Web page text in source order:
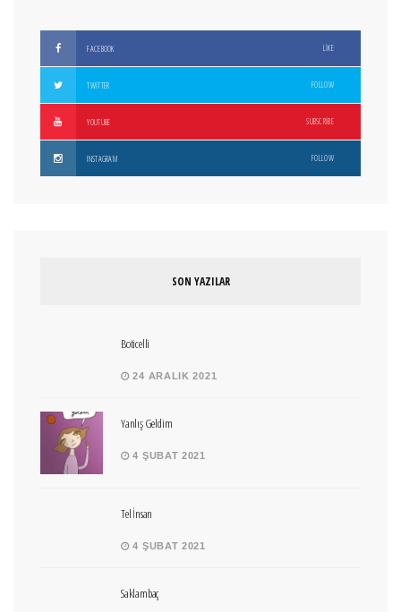
FACEBOOK LIKE
TWITTER FOLLOW
YOUTUBE SUBSCRIBE
INSTAGRAM FOLLOW
SON YAZILAR
Boticelli
24 ARALIK 2021
Yanlış Geldim
4 ŞUBAT 2021
Tel İnsan
4 ŞUBAT 2021
Saklambaç